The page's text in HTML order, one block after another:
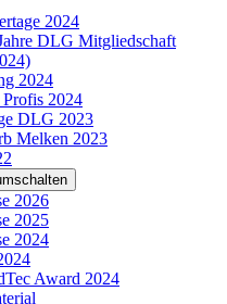
2024
DLG Mitgliedschaft
2024
2024
DLG 2023
Melken 2023
2026
2025
2024
Award 2024